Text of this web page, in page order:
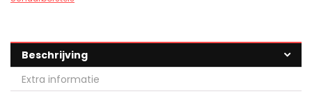
Beschrijving
Extra informatie